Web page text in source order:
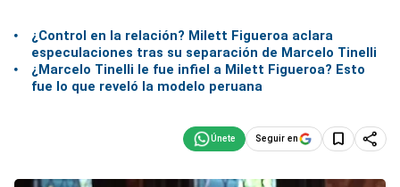
¿Control en la relación? Milett Figueroa aclara
especulaciones tras su separación de Marcelo Tinelli
¿Marcelo Tinelli le fue infiel a Milett Figueroa? Esto
fue lo que reveló la modelo peruana
Seguir en